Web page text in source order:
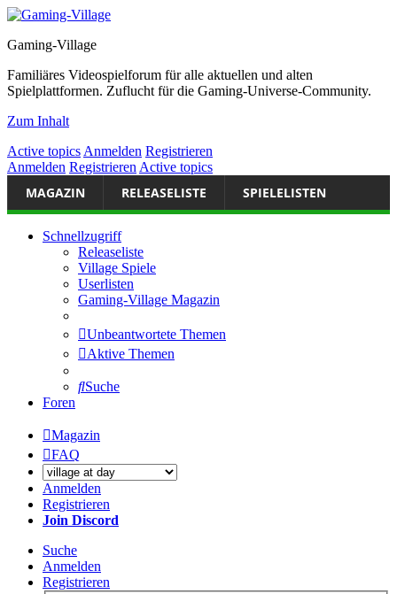
Gaming-Village
Familiäres Videospielforum für alle aktuellen und alten
Spielplattformen. Zuflucht für die Gaming-Universe-Community.
Zum Inhalt
Active topics Anmelden Registrieren
Anmelden Registrieren Active topics
MAGAZIN RELEASELISTE SPIELELISTEN
Schnellzugriff
Releaseliste
Village Spiele
Userlisten
Gaming-Village Magazin
Unbeantwortete Themen
Aktive Themen
Suche
Foren
Magazin
FAQ
Anmelden
Registrieren
Join Discord
Suche
Anmelden
Registrieren